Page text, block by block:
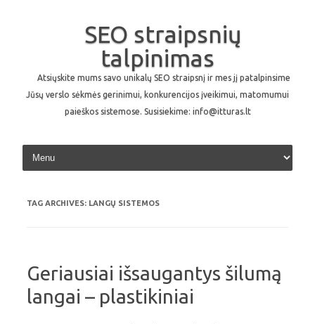
SEO straipsnių
talpinimas
Atsiųskite mums savo unikalų SEO straipsnį ir mes jį patalpinsime
Jūsų verslo sėkmės gerinimui, konkurencijos įveikimui, matomumui
paieškos sistemose. Susisiekime: info@itturas.lt
Skip to content
TAG ARCHIVES: LANGŲ SISTEMOS
Geriausiai išsaugantys šilumą
langai – plastikiniai